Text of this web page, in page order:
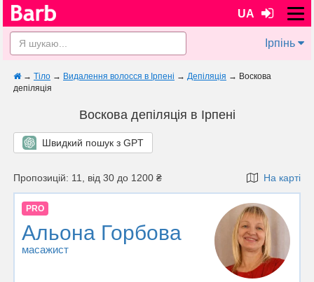
UA
Ірпінь
→ Тіло → Видалення волосся в Ірпені → Депіляція → Воскова
депіляція
Воскова депіляція в Ірпені
Швидкий пошук з GPT
Пропозицій: 11, від 30 до 1200 ₴ На карті
PRO
Альона Горбова
масажист